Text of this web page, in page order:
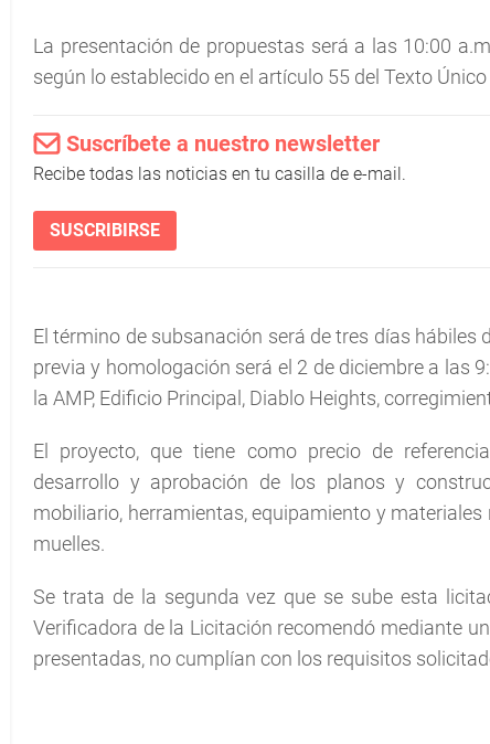
La presentación de propuestas será a las 10:00
según lo establecido en el artículo 55 del Texto
Suscríbete a nuestro newsletter
Recibe todas las noticias en tu casilla de e-mail.
SUSCRIBIRSE
El término de subsanación será de tres días
previa y homologación será el 2 de diciembre a las
la AMP, Edificio Principal, Diablo Heights,
El proyecto, que tiene como precio de
desarrollo y aprobación de los planos y
mobiliario, herramientas, equipamiento y
muelles.
Se trata de la segunda vez que se sube esta
Verificadora de la Licitación recomendó mediante
presentadas, no cumplían con los requisitos